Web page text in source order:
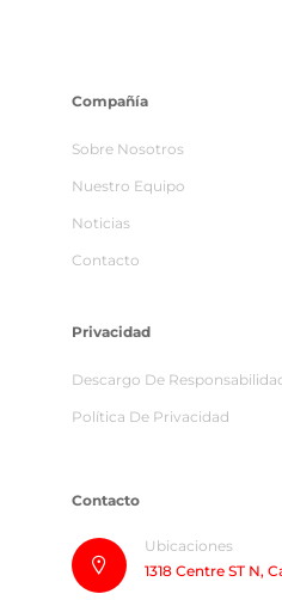
Compañía
Sobre Nosotros
Nuestro Equipo
Noticias
Contacto
Privacidad
Descargo De
Política De Privacidad
Contacto
Ubicaciones
1318 Centre ST N,